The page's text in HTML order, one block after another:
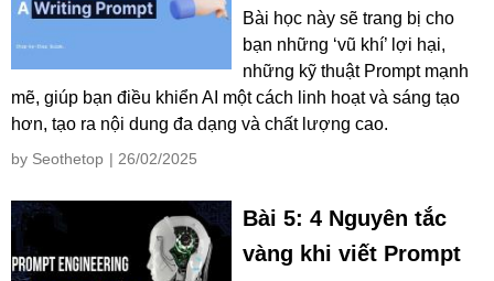
Bài học này sẽ trang bị cho
bạn những ‘vũ khí’ lợi hại,
những kỹ thuật Prompt mạnh
mẽ, giúp bạn điều khiển AI một cách linh hoạt và sáng tạo
hơn, tạo ra nội dung đa dạng và chất lượng cao.
by Seothetop | 26/02/2025
Bài 5: 4 Nguyên tắc
vàng khi viết Prompt